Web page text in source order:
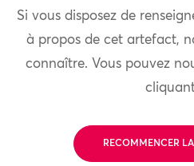
Si vous disposez de
à propos de cet artefact,
connaître. Vous pouvez
RECOMMENCER